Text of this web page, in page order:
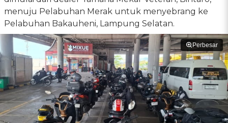
menuju Pelabuhan Merak untuk menyebrang ke
Pelabuhan Bakauheni, Lampung Selatan.
Perbesar